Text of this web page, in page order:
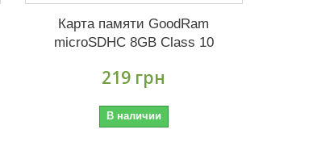
Карта памяти GoodRam
microSDHC 8GB Class 10
219 грн
В наличии